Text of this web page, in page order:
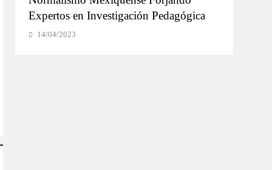
Expertos en Investigación Pedagógica
14/04/2023